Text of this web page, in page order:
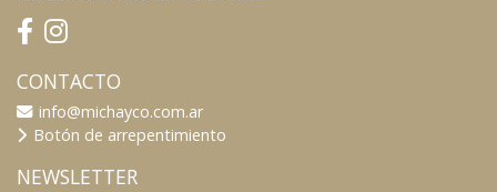
CONTACTO
info@michayco.com.ar
Botón de arrepentimiento
NEWSLETTER